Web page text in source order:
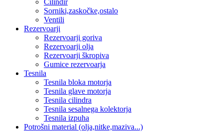
Cilindir
Sorniki,zaskočke,ostalo
Ventili
Rezervoarji
Rezervoarji goriva
Rezervoarji olja
Rezervoarji škropiva
Gumice rezervoarja
Tesnila
Tesnila bloka motorja
Tesnila glave motorja
Tesnila cilindra
Tesnila sesalnega kolektorja
Tesnila izpuha
Potrošni material (olja,nitke,maziva...)